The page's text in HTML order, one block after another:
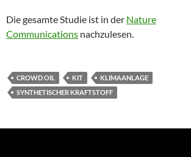
Die gesamte Studie ist in der Nature
Communications nachzulesen.
CROWD OIL KIT
KLIMAANLAGE
SYNTHETISCHER KRAFTSTOFF